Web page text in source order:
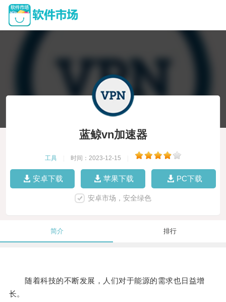
蓝鲸vn加速器
工具 时间：2023-12-15
安卓下载 苹果下载 PC下载
安卓市场，安全绿色
简介 排行
随着科技的不断发展，人们对于能源的需求也日益增
长。